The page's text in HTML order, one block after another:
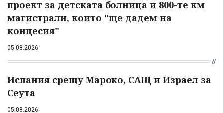
проект за детската болница и 800-те км
магистрали, които "ще дадем на
концесия"
05.08.2026
Испания срещу Мароко, САЩ и Израел за
Сеута
05.08.2026